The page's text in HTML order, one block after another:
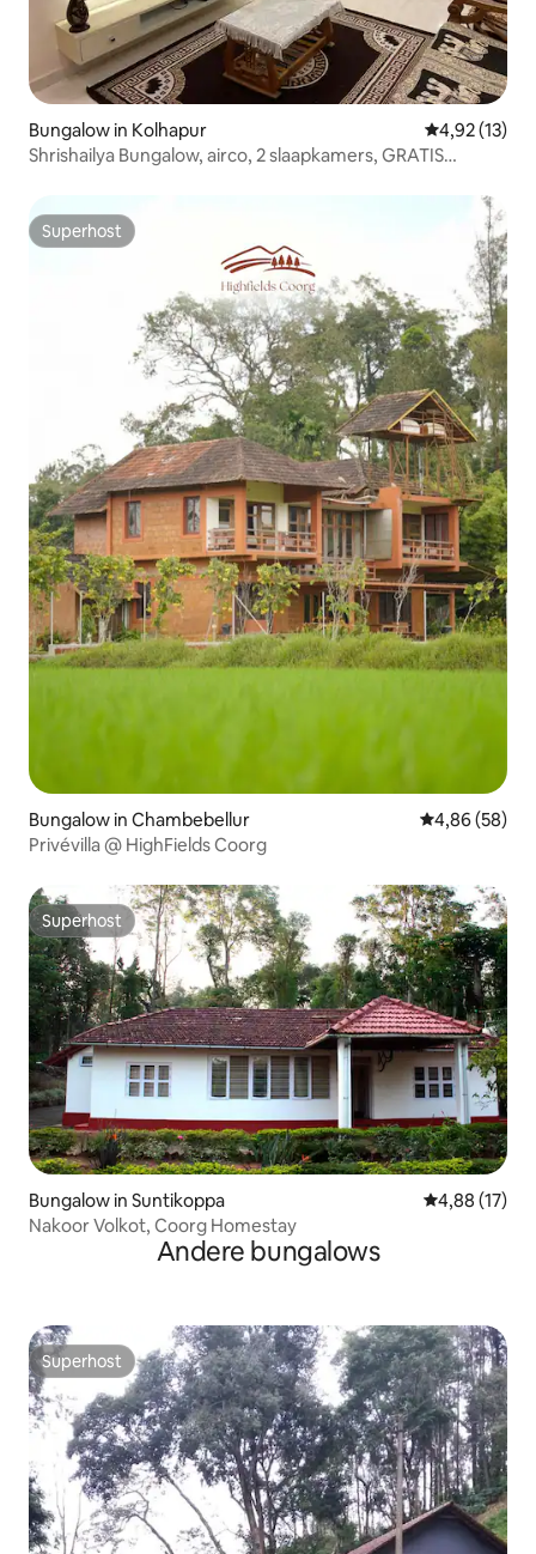
Bungalow in Kolhapur Gemiddelde
4,92 (13)
Shrishailya Bungalow, airco, 2 slaapkamers, GRATIS
Superhost
Superhost
Bungalow in Chambebellur Gemiddelde
4,86 (58)
Privévilla @ HighFields Coorg
Superhost
Superhost
Bungalow in Suntikoppa Gemiddelde
4,88 (17)
Nakoor Volkot, Coorg Homestay
Andere bungalows
Superhost
Superhost